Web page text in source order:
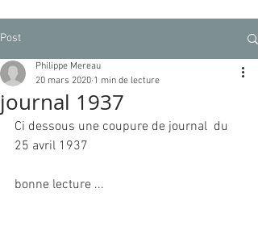
Post
journal 1937
Philippe Mereau
20 mars 2020 1 min de lecture
Ci dessous une coupure de journal  du
25 avril 1937
bonne lecture ...